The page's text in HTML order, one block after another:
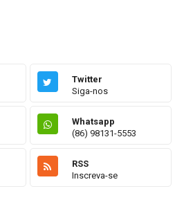
Twitter
Siga-nos
Whatsapp
(86) 98131-5553
RSS
Inscreva-se